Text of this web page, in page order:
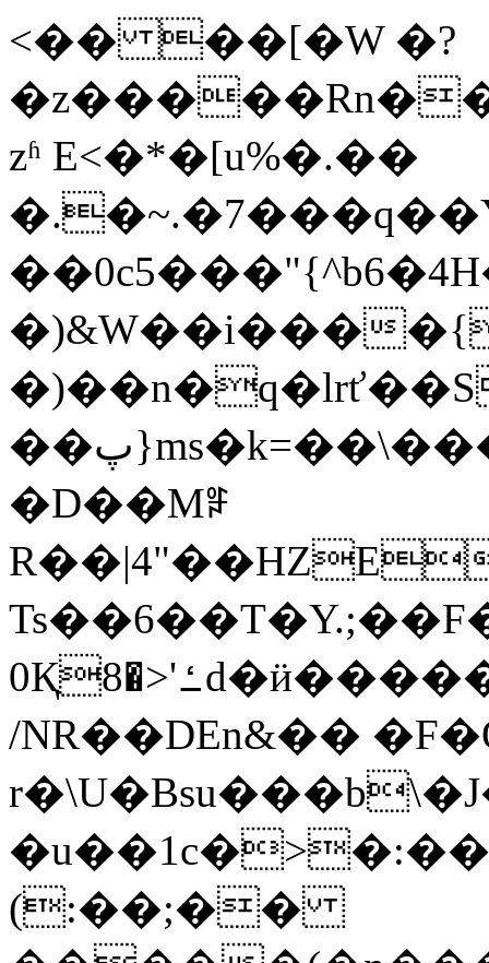
<�� ��[�W �?
zʱ E<�*�[u%�.��
�)&W��i���
��پ}ms�k=��\�����\���g��)�E��((�k�'�!D%2�;��~+��1LښE֕�&
�D��Mꅙ
0Қ8�>'ߑd�ӥ�����.7�X��D�J5���xbyu�³�5�/c�
/NR��DEn&��
(:��;��